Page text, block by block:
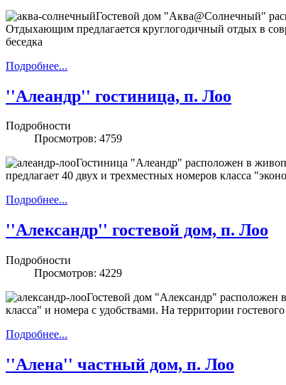
Гостевой дом "Аква@Солнечный"
Отдыхающим предлагается круглогодичный отдых в
беседка
Подробнее...
''Алеандр'' гостиница, п. Лоо
Подробности
Просмотров: 4759
Гостиница "Алеандр" расположен в
предлагает 40 двух и трехместных номеров класса
Подробнее...
''Александр'' гостевой дом, п. Лоо
Подробности
Просмотров: 4229
Гостевой дом "Александр" расположен
класса" и номера с удобствами. На территории
Подробнее...
''Алена'' частный дом, п. Лоо